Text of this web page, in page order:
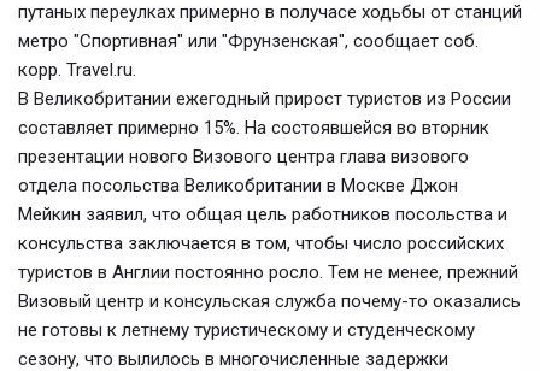
путаных переулках примерно в получасе ходьбы от станций
метро "Спортивная" или "Фрунзенская", сообщает соб.
корр. Travel.ru.
В Великобритании ежегодный прирост туристов из России
составляет примерно 15%. На состоявшейся во вторник
презентации нового Визового центра глава визового
отдела посольства Великобритании в Москве Джон
Мейкин заявил, что общая цель работников посольства и
консульства заключается в том, чтобы число российских
туристов в Англии постоянно росло. Тем не менее, прежний
Визовый центр и консульская служба почему-то оказались
не готовы к летнему туристическому и студенческому
сезону, что вылилось в многочисленные задержки